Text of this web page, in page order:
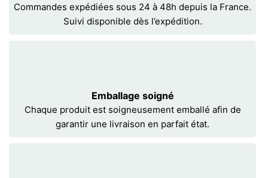
Commandes expédiées sous 24 à 48h depuis la France.
Suivi disponible dès l’expédition.
Emballage soigné
Chaque produit est soigneusement emballé afin de
garantir une livraison en parfait état.